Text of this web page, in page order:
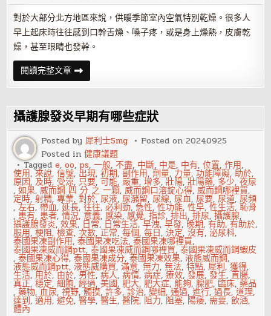
對於大部分北方地區來說，供暖季節室內空氣特別乾燥。很多人
早上起床時往往感到口幹舌燥、嗓子疼，或是身上燥熱，皮膚乾
燥，甚至眼睛也發幹。
閱讀完整文章身
體
乾
怎
麼
護
理？
身
體
乾
燥
可
以
用
吃
來
補
攝護腺發炎早期有哪些症狀
Posted by犀利士5mg Posted on20240925
Posted in健康議題
Taggede,oo, ps,一般,不盡, 中斷, 中是, 中有,位置,作用,
使用,來說,信號, 出現,初期,副作用,劑量, 力量,功能障礙,助於,
原因,及時, 受涼, 只要,可能,嚴重,增多,壯陽,壯陽藥, 多少,夜尿
,如果,威而鋼 四 分 之 一顆,威而鋼口溶錠心得,威而鋼哪裡買,
定時,射精,專業,對於,尿液,尿瀦留,尿線,尿血,尿要,尿道,尿頻
,左右,帶血,延長,往往,必利勁,急性,性功能,性早,性生活,恥骨
, 患有, 患者,情況, 意義,感染,感覺,指診,排出,排尿,攝護腺,
攝護腺發炎,效果, 日常, 日常生活,早洩,早發, 晚期,有助,有助於,
服用,梗阻,檢查,次數,正常,每個,每日,決定,沒有,泌尿科,
泰國果凍副作用,泰國果凍吃法,泰國果凍哪裡買,
泰國果凍威而鋼ptt,泰國果凍威而鋼哪裡買,泰國果凍威而鋼蝦皮
,泰國果凍心得,泰國果凍成分,泰國果凍效果,液態威而鋼,
液態威而鋼ptt,液態威購買,滿意,無力,無法,特點,犀利,獲得,
生活, 用於,由於, 男性,病人,病情,病症,療效,發展,發生,直腸,
真正,穩定,細胞,經過,美國,肥大,肥大症, 能夠,腺肥, 臨床,藥品
,藥物,血尿,視野,觸摸,許多,診治,變細,通過,進行,過長,道理,
達到,適用,避免,醫學,醫生,醫院, 阻力, 阻塞, 陽痿, 需要,飲酒,
體內